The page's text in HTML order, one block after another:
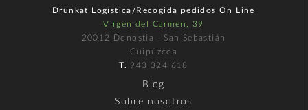
Drunkat Logística/Recogida pedidos On Line
Virgen del Carmen, 39
20012 Donostia - San Sebastián
Guipúzcoa
T. 943 324 618
Blog
Sobre nosotros